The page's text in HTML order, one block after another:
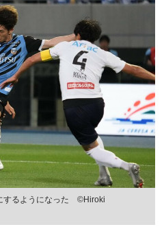
するようになった ©Hiroki